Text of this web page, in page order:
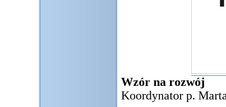
Wzór na rozwój
Koordynator p.